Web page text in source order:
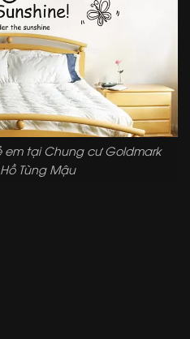
em tại Chung cư Goldmark
Tùng Mậu